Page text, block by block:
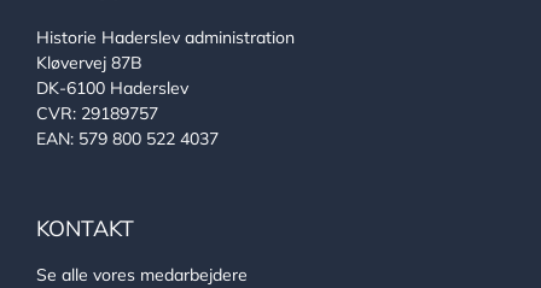
Historie Haderslev administration
Kløvervej 87B
DK-6100 Haderslev
CVR: 29189757
EAN: 579 800 522 4037
KONTAKT
Se alle vores medarbejdere